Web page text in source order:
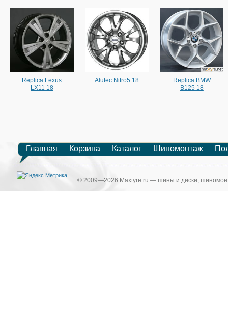
Replica Lexus
LX11 18
Alutec Nitro5 18
Replica BMW
B125 18
Главная Корзина Каталог Шиномонтаж
© 2009—2026 Maxtyre.ru — шины и диски,